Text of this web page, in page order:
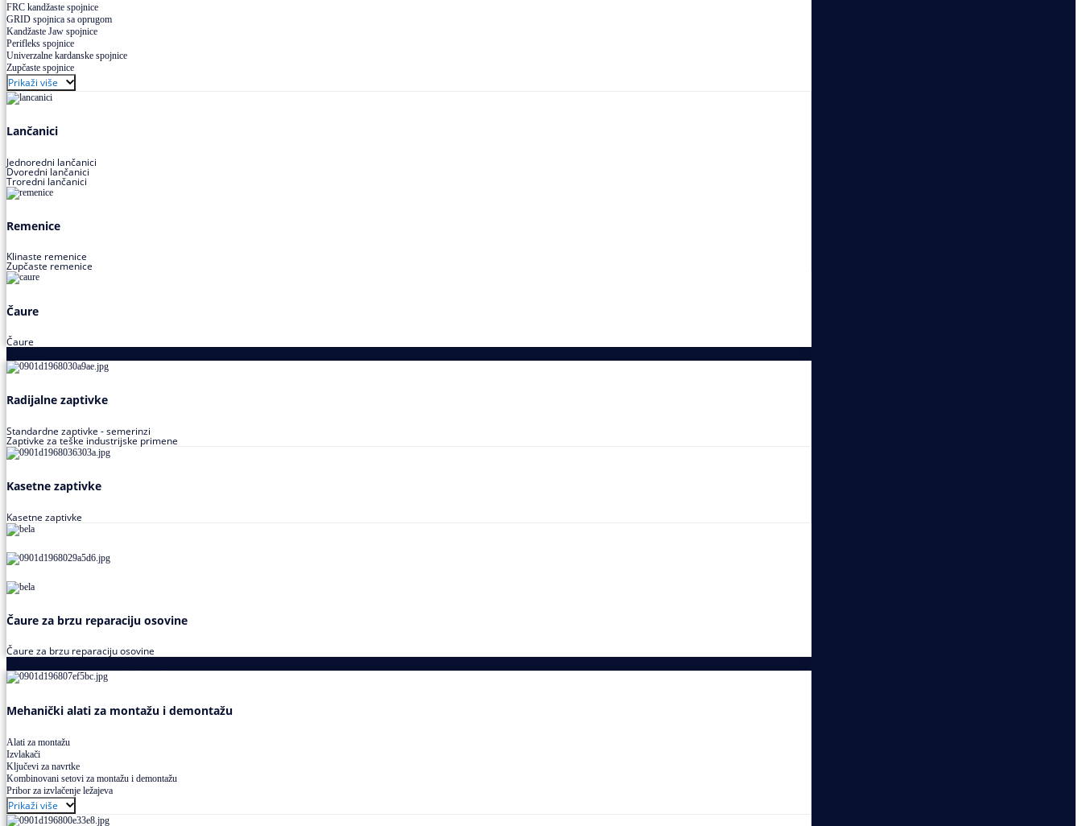
FRC kandžaste spojnice
GRID spojnica sa oprugom
Kandžaste Jaw spojnice
Perifleks spojnice
Univerzalne kardanske spojnice
Zupčaste spojnice
Prikaži više
Lančanici
Jednoredni lančanici
Dvoredni lančanici
Troredni lančanici
Remenice
Klinaste remenice
Zupčaste remenice
Čaure
Čaure
Radijalne zaptivke
Standardne zaptivke - semerinzi
Zaptivke za teške industrijske primene
Kasetne zaptivke
Kasetne zaptivke
Čaure za brzu reparaciju osovine
Čaure za brzu reparaciju osovine
Mehanički alati za montažu i demontažu
Alati za montažu
Izvlakači
Ključevi za navrtke
Kombinovani setovi za montažu i demontažu
Pribor za izvlačenje ležajeva
Prikaži više